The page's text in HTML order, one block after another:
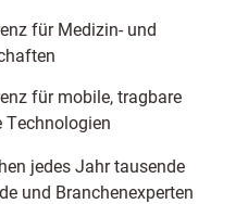
für Medizin- und
für mobile, tragbare
Technologien
jedes Jahr tausende
und Branchenexperten